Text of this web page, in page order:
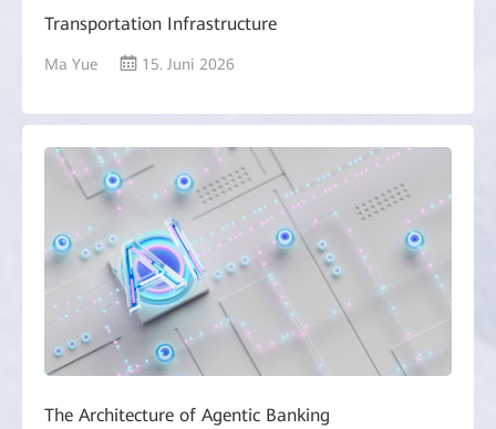
Transportation Infrastructure
Ma Yue 15. Juni 2026
The Architecture of Agentic Banking